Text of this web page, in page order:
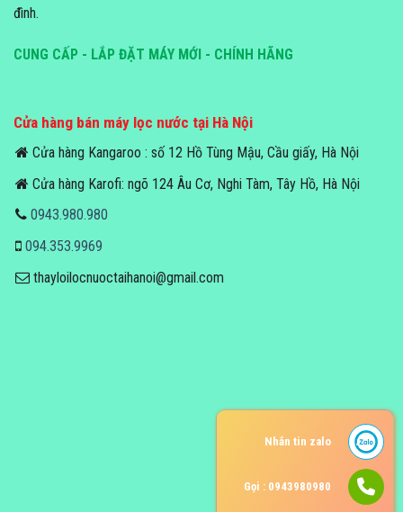
đình.
CUNG CẤP - LẮP ĐẶT MÁY MỚI - CHÍNH HÃNG
Cửa hàng bán máy lọc nước tại Hà Nội
Cửa hàng Kangaroo : số 12 Hồ Tùng Mậu, Cầu giấy, Hà Nội
Cửa hàng Karofi: ngõ 124 Âu Cơ, Nghi Tàm, Tây Hồ, Hà Nội
0943.980.980
094.353.9969
thayloilocnuoctaihanoi@gmail.com
Nhắn tin zalo
Gọi : 0943980980